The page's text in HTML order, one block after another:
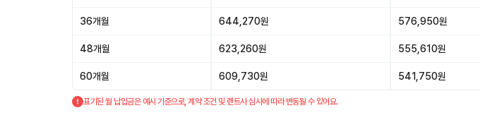
36개월 644,270원 576,950원
48개월 623,260원 555,610원
60개월 609,730원 541,750원
표기된 월 납입금은 예시 기준으로, 계약 조건 및 렌트사 심사에 따라 변동될 수 있어요.